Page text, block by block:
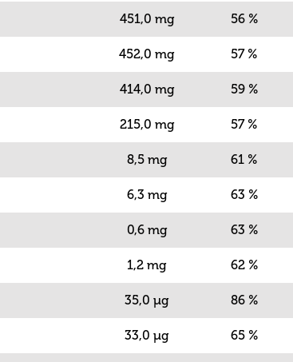
451,0 mg 56 %
452,0 mg 57 %
414,0 mg 59 %
215,0 mg 57 %
8,5 mg 61 %
6,3 mg 63 %
0,6 mg 63 %
1,2 mg 62 %
35,0 µg 86 %
33,0 µg 65 %